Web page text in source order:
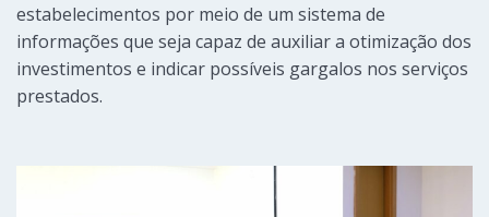
estabelecimentos por meio de um sistema de
informações que seja capaz de auxiliar a otimização dos
investimentos e indicar possíveis gargalos nos serviços
prestados.